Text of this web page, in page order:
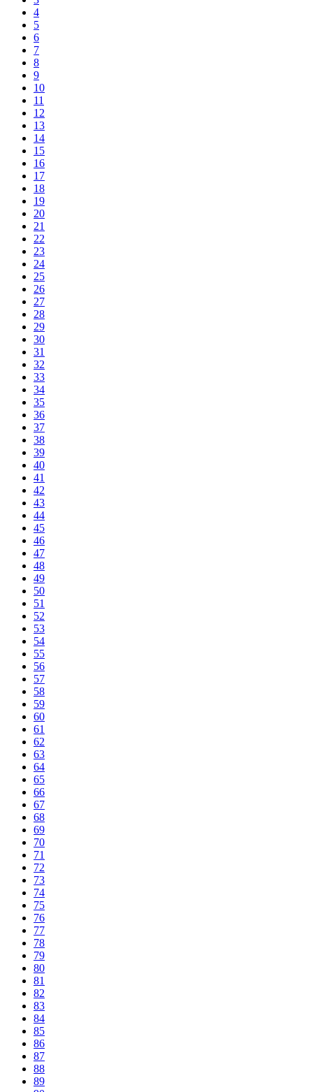
4
5
6
7
8
9
10
11
12
13
14
15
16
17
18
19
20
21
22
23
24
25
26
27
28
29
30
31
32
33
34
35
36
37
38
39
40
41
42
43
44
45
46
47
48
49
50
51
52
53
54
55
56
57
58
59
60
61
62
63
64
65
66
67
68
69
70
71
72
73
74
75
76
77
78
79
80
81
82
83
84
85
86
87
88
89